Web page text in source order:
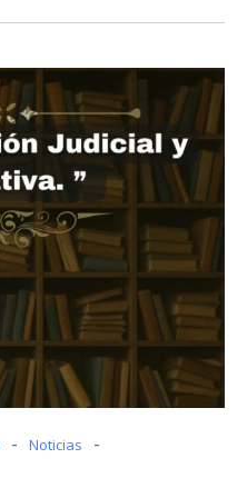
- Noticias -